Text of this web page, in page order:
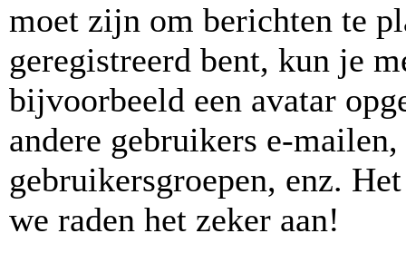
moet zijn om berichten te
geregistreerd bent, kun je
bijvoorbeeld een avatar
andere gebruikers e-
gebruikersgroepen, enz.
we raden het zeker aan!